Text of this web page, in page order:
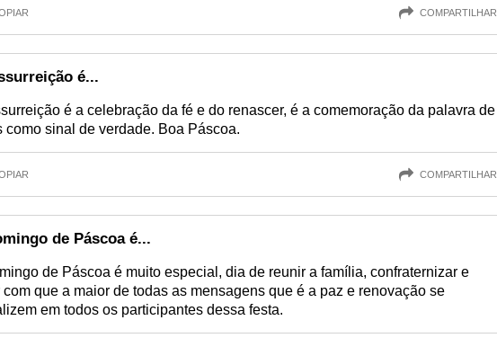
COMPARTILHAR
é...
é a celebração da fé e do renascer, é a comemoração da palavra de
como sinal de verdade. Boa Páscoa.
COMPARTILHAR
de Páscoa é...
de Páscoa é muito especial, dia de reunir a família, confraternizar e
com que a maior de todas as mensagens que é a paz e renovação se
em todos os participantes dessa festa.